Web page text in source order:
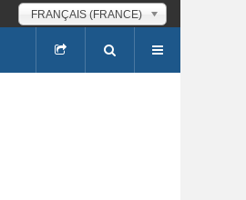
FRANÇAIS (FRANCE)